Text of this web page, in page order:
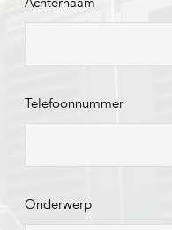
Telefoonnummer
Onderwerp